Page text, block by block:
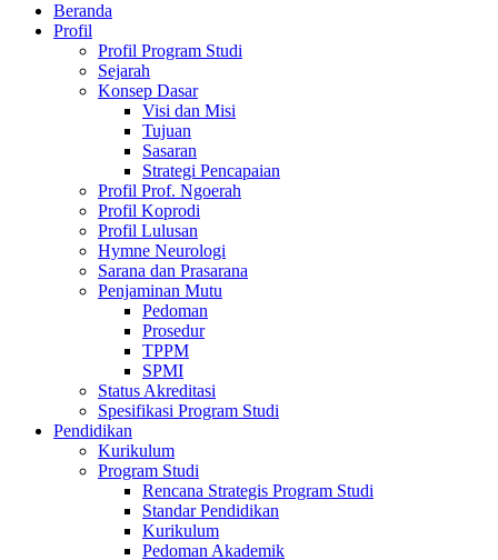
Beranda
Profil
Profil Program Studi
Sejarah
Konsep Dasar
Visi dan Misi
Tujuan
Sasaran
Strategi Pencapaian
Profil Prof. Ngoerah
Profil Koprodi
Profil Lulusan
Hymne Neurologi
Sarana dan Prasarana
Penjaminan Mutu
Pedoman
Prosedur
TPPM
SPMI
Status Akreditasi
Spesifikasi Program Studi
Pendidikan
Kurikulum
Program Studi
Rencana Strategis Program Studi
Standar Pendidikan
Kurikulum
Pedoman Akademik